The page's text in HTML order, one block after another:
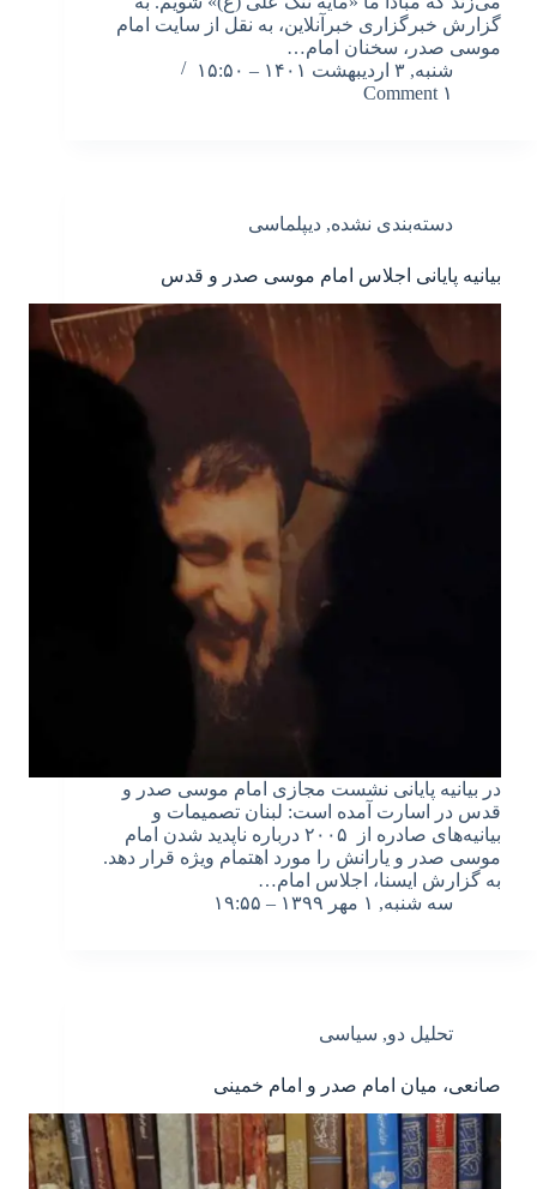
گزارش خبرگزاری خبرآنلاین، به نقل از سایت امام
موسی صدر، سخنان امام…
شنبه, ۳ اردیبهشت ۱۴۰۱ – ۱۵:۵۰
۱ Comment
دسته‌بندی نشده, دیپلماسی
بیانیه پایانی اجلاس امام موسی صدر و قدس
در بیانیه پایانی نشست مجازی امام موسی صدر و
قدس در اسارت آمده است: لبنان تصمیمات و
بیانیه‌های صادره از ۲۰۰۵ درباره ناپدید شدن امام
موسی صدر و یارانش را مورد اهتمام ویژه قرار دهد.
به گزارش ایسنا، اجلاس امام…
سه شنبه, ۱ مهر ۱۳۹۹ – ۱۹:۵۵
تحلیل دو, سیاسی
صانعی، میان امام صدر و امام خمینی